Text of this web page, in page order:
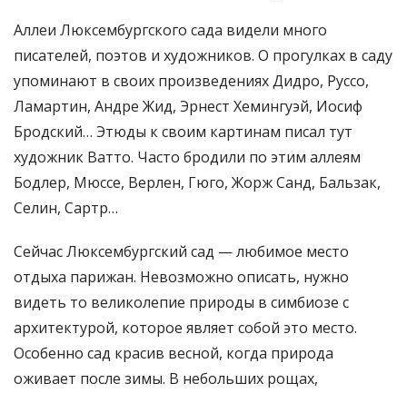
Аллеи Люксембургского сада видели много
писателей, поэтов и художников. О прогулках в саду
упоминают в своих произведениях Дидро, Руссо,
Ламартин, Андре Жид, Эрнест Хемингуэй, Иосиф
Бродский… Этюды к своим картинам писал тут
художник Ватто. Часто бродили по этим аллеям
Бодлер, Мюссе, Верлен, Гюго, Жорж Санд, Бальзак,
Селин, Сартр…
Сейчас Люксембургский сад — любимое место
отдыха парижан. Невозможно описать, нужно
видеть то великолепие природы в симбиозе с
архитектурой, которое являет собой это место.
Особенно сад красив весной, когда природа
оживает после зимы. В небольших рощах,